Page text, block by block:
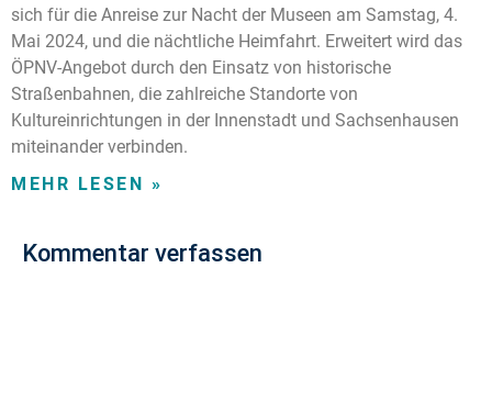
sich für die Anreise zur Nacht der Museen am Samstag, 4.
Mai 2024, und die nächtliche Heimfahrt. Erweitert wird das
ÖPNV-Angebot durch den Einsatz von historische
Straßenbahnen, die zahlreiche Standorte von
Kultureinrichtungen in der Innenstadt und Sachsenhausen
miteinander verbinden.
MEHR LESEN »
Kommentar verfassen